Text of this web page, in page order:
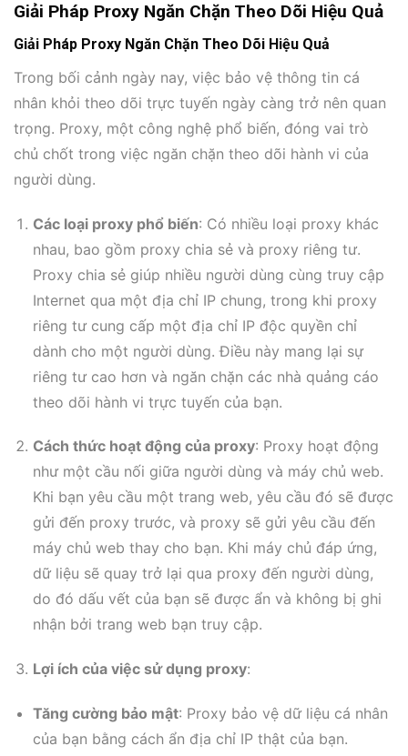
Giải Pháp Proxy Ngăn Chặn Theo Dõi Hiệu Quả
Giải Pháp Proxy Ngăn Chặn Theo Dõi Hiệu Quả
Trong bối cảnh ngày nay, việc bảo vệ thông tin cá
nhân khỏi theo dõi trực tuyến ngày càng trở nên quan
trọng. Proxy, một công nghệ phổ biến, đóng vai trò
chủ chốt trong việc ngăn chặn theo dõi hành vi của
người dùng.
Các loại proxy phổ biến: Có nhiều loại proxy khác
nhau, bao gồm proxy chia sẻ và proxy riêng tư.
Proxy chia sẻ giúp nhiều người dùng cùng truy cập
Internet qua một địa chỉ IP chung, trong khi proxy
riêng tư cung cấp một địa chỉ IP độc quyền chỉ
dành cho một người dùng. Điều này mang lại sự
riêng tư cao hơn và ngăn chặn các nhà quảng cáo
theo dõi hành vi trực tuyến của bạn.
Cách thức hoạt động của proxy: Proxy hoạt động
như một cầu nối giữa người dùng và máy chủ web.
Khi bạn yêu cầu một trang web, yêu cầu đó sẽ được
gửi đến proxy trước, và proxy sẽ gửi yêu cầu đến
máy chủ web thay cho bạn. Khi máy chủ đáp ứng,
dữ liệu sẽ quay trở lại qua proxy đến người dùng,
do đó dấu vết của bạn sẽ được ẩn và không bị ghi
nhận bởi trang web bạn truy cập.
Lợi ích của việc sử dụng proxy:
Tăng cường bảo mật: Proxy bảo vệ dữ liệu cá nhân
của bạn bằng cách ẩn địa chỉ IP thật của bạn.